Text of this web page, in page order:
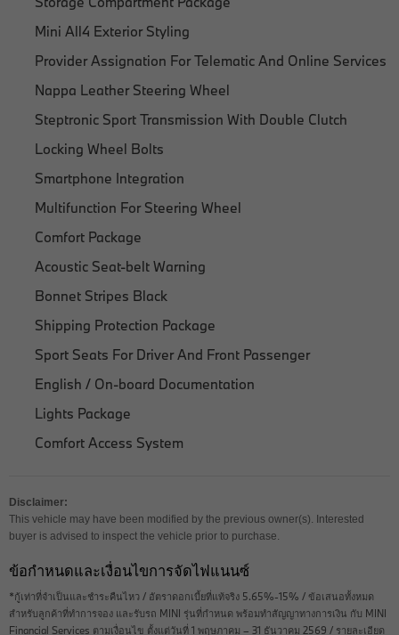
Mini All4 Exterior Styling
Provider Assignation For Telematic And Online Services
Nappa Leather Steering Wheel
Steptronic Sport Transmission With Double Clutch
Locking Wheel Bolts
Smartphone Integration
Multifunction For Steering Wheel
Comfort Package
Acoustic Seat-belt Warning
Bonnet Stripes Black
Shipping Protection Package
Sport Seats For Driver And Front Passenger
English / On-board Documentation
Lights Package
Comfort Access System
Disclaimer:
This vehicle may have been modified by the previous owner(s). Interested
buyer is advised to inspect the vehicle prior to purchase.
ข้อกำหนดและเงื่อนไขการจัดไฟแนนซ์
*กู้เท่าที่จำเป็นและชำระคืนไหว / อัตราดอกเบี้ยที่แท้จริง 5.65%-15% / ข้อเสนอทั้งหมด
สำหรับลูกค้าที่ทำการจอง และรับรถ MINI รุ่นที่กำหนด พร้อมทำสัญญาทางการเงิน กับ MINI
Financial Services ตามเงื่อนไข ตั้งแต่วันที่ 1 พฤษภาคม – 31 ธันวาคม 2569 / รายละเอียด